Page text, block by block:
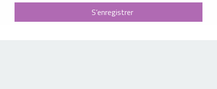
S’enregistrer